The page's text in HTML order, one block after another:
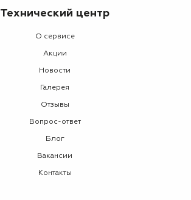
Технический центр
О сервисе
Акции
Новости
Галерея
Отзывы
Вопрос-ответ
Блог
Вакансии
Контакты